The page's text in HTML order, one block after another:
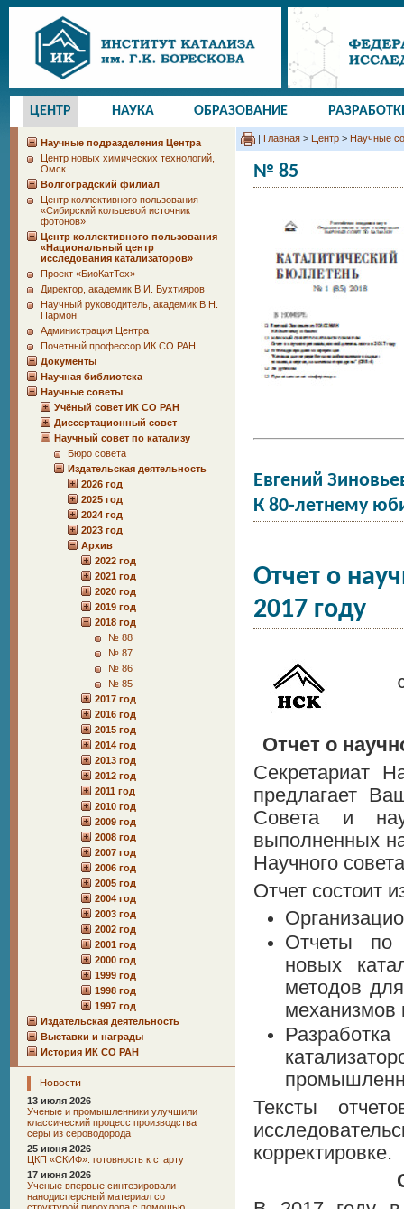
ЦЕНТР НАУКА ОБРАЗОВАНИЕ
Научные подразделения Центра
Центр новых химических технологий,
Омск
Волгоградский филиал
Центр коллективного пользования
«Сибирский кольцевой источник
фотонов»
Центр коллективного пользования
«Национальный центр
исследования катализаторов»
Проект «БиоКатТех»
Директор, академик В.И. Бухтияров
Научный руководитель, академик В.Н.
Пармон
Администрация Центра
Почетный профессор ИК СО РАН
Документы
Научная библиотека
Научные советы
Учёный совет ИК СО РАН
Диссертационный совет
Научный совет по катализу
Бюро совета
Издательская деятельность
2026 год
2025 год
2024 год
2023 год
Архив
2022 год
2021 год
2020 год
2019 год
2018 год
№ 88
№ 87
№ 86
№ 85
2017 год
2016 год
2015 год
2014 год
2013 год
2012 год
2011 год
2010 год
2009 год
2008 год
2007 год
2006 год
2005 год
2004 год
2003 год
2002 год
2001 год
2000 год
1999 год
1998 год
1997 год
Издательская деятельность
Выставки и награды
История ИК СО РАН
Новости
13 июля 2026
Ученые и промышленники улучшили
классический процесс производства
серы из сероводорода
25 июня 2026
ЦКП «СКИФ»: готовность к старту
17 июня 2026
Ученые впервые синтезировали
нанодисперсный материал со
| Главная > Центр > Научные
№ 85
Евгений
К 80-летнему
Отчет о
2017 году
Отчет о
Секретариат
предлагает
Совета и
выполненных
Научного
Отчет состоит
Отчеты по
новых
методов
механизмов
Тексты
корректировке.